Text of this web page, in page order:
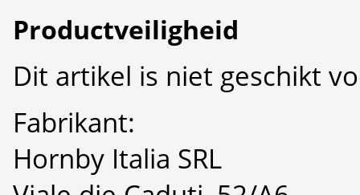
Productveiligheid
Dit artikel is niet geschikt
Fabrikant:
Hornby Italia SRL